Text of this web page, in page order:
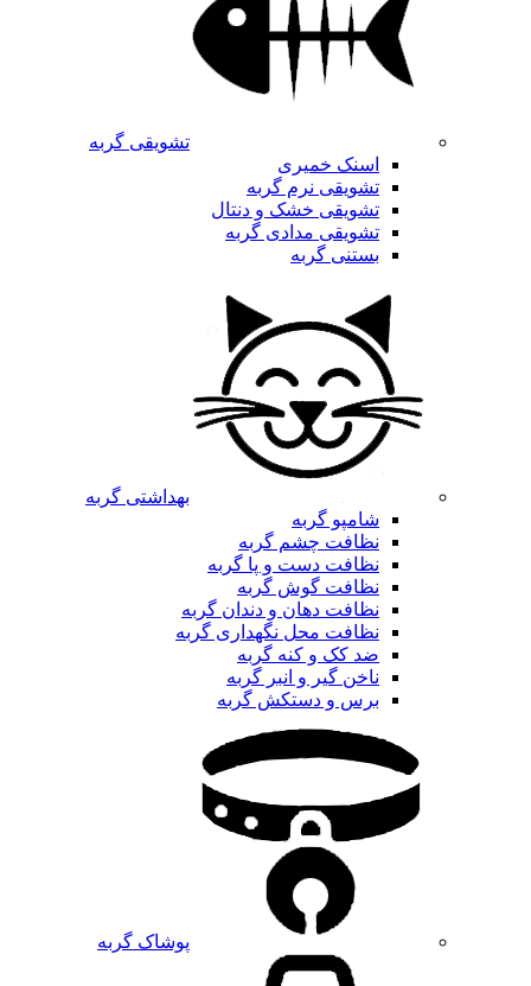
تشویقی گربه
اسنک خمیری
تشویقی نرم گربه
تشویقی خشک و دنتال
تشویقی مدادی گربه
بستنی گربه
بهداشتی گربه
شامپو گربه
نظافت چشم گربه
نظافت دست و پا گربه
نظافت گوش گربه
نظافت دهان و دندان گربه
نظافت محل نگهداری گربه
ضد کک و کنه گربه
ناخن گیر و انبر گربه
برس و دستکش گربه
پوشاک گربه